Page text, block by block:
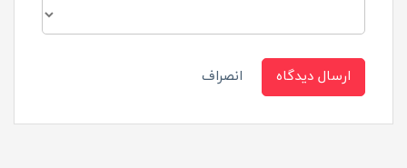
ارسال دیدگاه انصراف